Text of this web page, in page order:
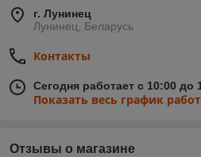
г. Лунинец
Лунинец, Беларусь
Контакты
Сегодня работает с 10:00 до
Показать весь график
Отзывы о магазине